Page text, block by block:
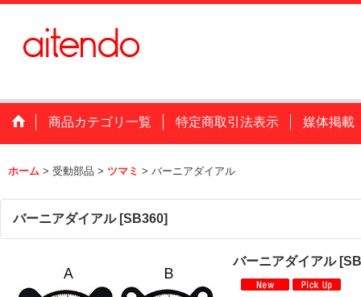
商品カテゴリ一覧 特定商取引法表示 媒体掲載
ホーム > 受動部品 > ツマミ > バーニアダイアル
バーニアダイアル [SB360]
バーニアダイアル [